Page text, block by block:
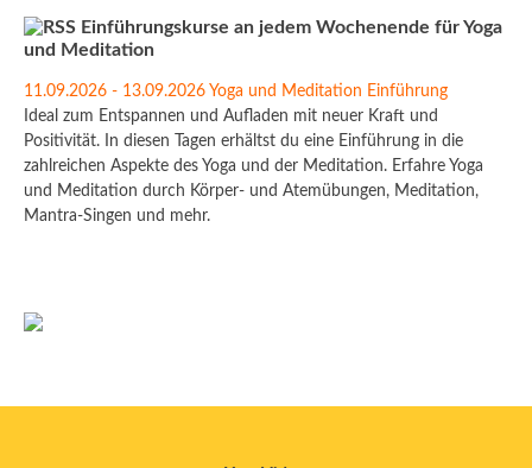
Einführungskurse an jedem Wochenende für Yoga
und Meditation
11.09.2026 - 13.09.2026 Yoga und Meditation Einführung
Ideal zum Entspannen und Aufladen mit neuer Kraft und
Positivität. In diesen Tagen erhältst du eine Einführung in die
zahlreichen Aspekte des Yoga und der Meditation. Erfahre Yoga
und Meditation durch Körper- und Atemübungen, Meditation,
Mantra-Singen und mehr.